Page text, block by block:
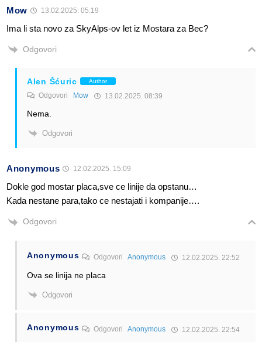
Mow 13.02.2025. 05:19
Ima li sta novo za SkyAlps-ov let iz Mostara za Bec?
Odgovori
Alen Šćuric Author
Odgovori Mow 13.02.2025. 08:39
Nema.
Odgovori
Anonymous 12.02.2025. 15:09
Dokle god mostar placa,sve ce linije da opstanu…
Kada nestane para,tako ce nestajati i kompanije….
Odgovori
Anonymous OdgovoriAnonymous 12.02.2025. 22:52
Ova se linija ne placa
Odgovori
Anonymous OdgovoriAnonymous 12.02.2025. 22:54